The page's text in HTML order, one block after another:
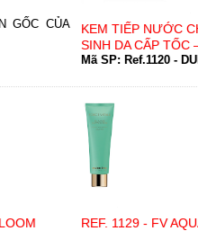
GỐC CỦA
KEM TIẾP NƯỚC
SINH DA CẤP TỐC
Mã SP: Ref.1120 -
REF. 1129 - FV